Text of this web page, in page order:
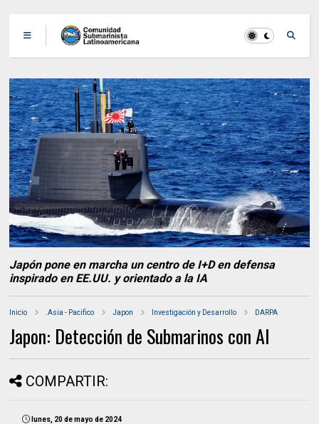
Japón pone en marcha un centro de I+D en defensa
inspirado en EE.UU. y orientado a la IA
Inicio .Asia - Pacifico Japon Investigación y Desarrollo DARPA
Japon: Detección de Submarinos con AI
COMPARTIR:
lunes, 20 de mayo de 2024